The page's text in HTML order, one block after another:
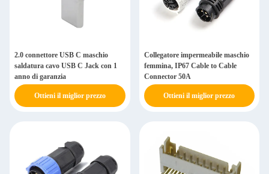
2.0 connettore USB C maschio
saldatura cavo USB C Jack con 1
anno di garanzia
Ottieni il miglior prezzo
Collegatore impermeabile maschio
femmina, IP67 Cable to Cable
Connector 50A
Ottieni il miglior prezzo